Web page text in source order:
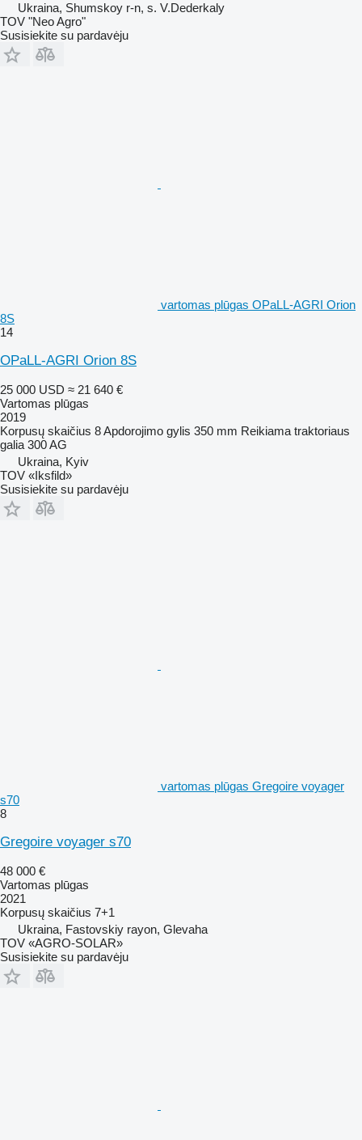
Ukraina, Shumskoy r-n, s. V.Dederkaly
TOV "Neo Agro"
Susisiekite su pardavėju
vartomas plūgas OPaLL-AGRI Orion
8S
14
OPaLL-AGRI Orion 8S
25 000 USD ≈ 21 640 €
Vartomas plūgas
2019
Korpusų skaičius 8Apdorojimo gylis 350 mm Reikiama traktoriaus
galia 300 AG
Ukraina, Kyiv
TOV «Iksfild»
Susisiekite su pardavėju
vartomas plūgas Gregoire voyager
s70
8
Gregoire voyager s70
48 000 €
Vartomas plūgas
2021
Korpusų skaičius 7+1
Ukraina, Fastovskiy rayon, Glevaha
TOV «AGRO-SOLAR»
Susisiekite su pardavėju